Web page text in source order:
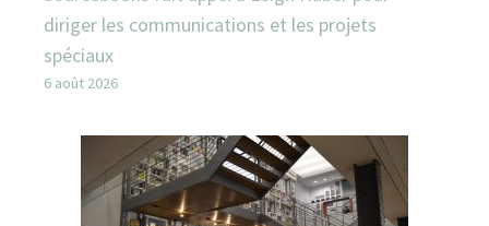
diriger les communications et les projets
spéciaux
6 août 2026